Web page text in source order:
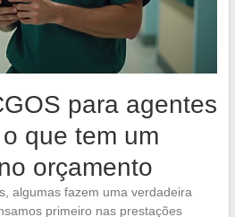
para agentes
que tem um
orçamento
algumas fazem uma verdadeira
primeiro nas prestações